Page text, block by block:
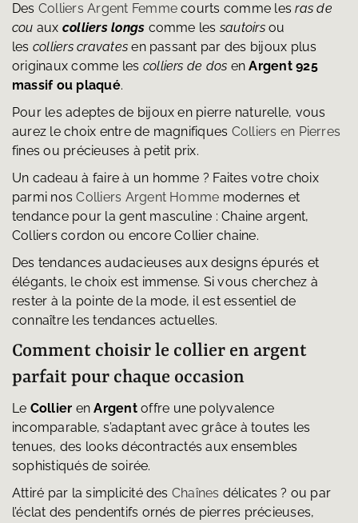
Des Colliers Argent Femme courts comme lesras de
cou aux colliers longs comme lessautoirsou
les colliers cravates en passant par des bijoux plus
originaux comme les colliers de dos enArgent 925
massif ou plaqué.
Pour les adeptes de bijoux en pierre naturelle, vous
aurez le choix entre de magnifiques Colliers en Pierres
fines ou précieuses à petit prix.
Un cadeau à faire à un homme ? Faites votre choix
parmi nosColliers Argent Homme modernes et
tendance pour la gent masculine : Chaine argent,
Colliers cordon ou encore Collier chaine.
Des tendances audacieuses aux designs épurés et
élégants, le choix est immense. Si vous cherchez à
rester à la pointe de la mode, il est essentiel de
connaître les tendances actuelles.
Comment choisir le collier en argent
parfait pour chaque occasion
Le Collier enArgentoffre une polyvalence
incomparable, s’adaptant avec grâce à toutes les
tenues, des looks décontractés aux ensembles
sophistiqués de soirée.
Attiré par la simplicité des Chaînes délicates ? ou par
l’éclat des pendentifs ornés de pierres précieuses,